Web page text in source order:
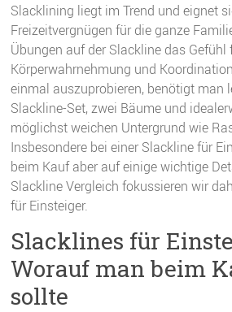
Slacklining liegt im Trend und eignet
Freizeitvergnügen für die ganze
Übungen auf der Slackline das Gefühl
Körperwahrnehmung und
einmal auszuprobieren, benötigt man
Slackline-Set, zwei Bäume und
möglichst weichen Untergrund wie
Insbesondere bei einer Slackline für
beim Kauf aber auf einige wichtige
Slackline Vergleich fokussieren wir
für Einsteiger.
Slacklines für
Worauf man beim
sollte